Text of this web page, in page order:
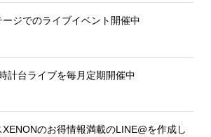
ジでのライブイベント開催中
計台ライブを毎月定期開催中
のお得情報満載のLINE@を作成し